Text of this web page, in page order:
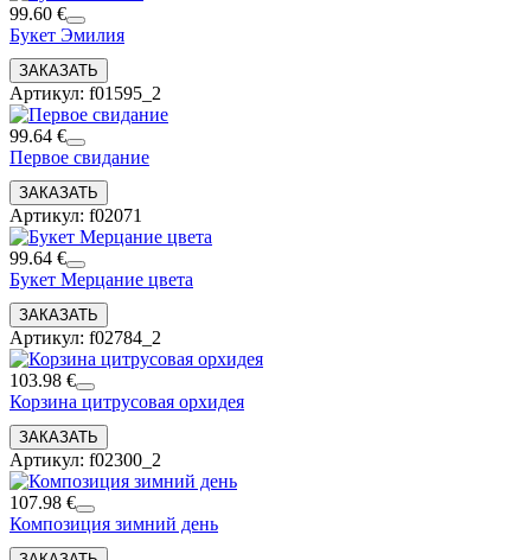
99.60 €
Букет Эмилия
Артикул: f01595_2
99.64 €
Первое свидание
Артикул: f02071
99.64 €
Букет Мерцание цвета
Артикул: f02784_2
103.98 €
Корзина цитрусовая орхидея
Артикул: f02300_2
107.98 €
Композиция зимний день